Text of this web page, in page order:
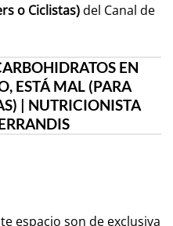
o Ciclistas)del Canal de
EN
ESTÁ MAL (PARA
| NUTRICIONISTA
espacio son de exclusiva